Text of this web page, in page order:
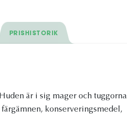
PRISHISTORIK
är i sig mager och tuggorna
konserveringsmedel,